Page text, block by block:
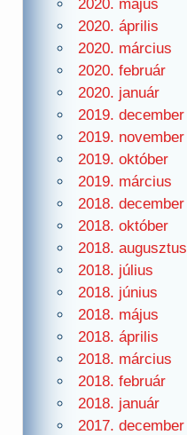
2020. május
2020. április
2020. március
2020. február
2020. január
2019. december
2019. november
2019. október
2019. március
2018. december
2018. október
2018. augusztus
2018. július
2018. június
2018. május
2018. április
2018. március
2018. február
2018. január
2017. december